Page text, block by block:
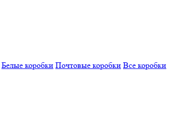
Белые коробки Почтовые коробки Все коробки